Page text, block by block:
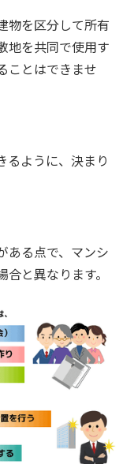
物を区分して所有
地を共同で使用す
ことはできませ
るように、決まり
ある点で、マンシ
と異なります。